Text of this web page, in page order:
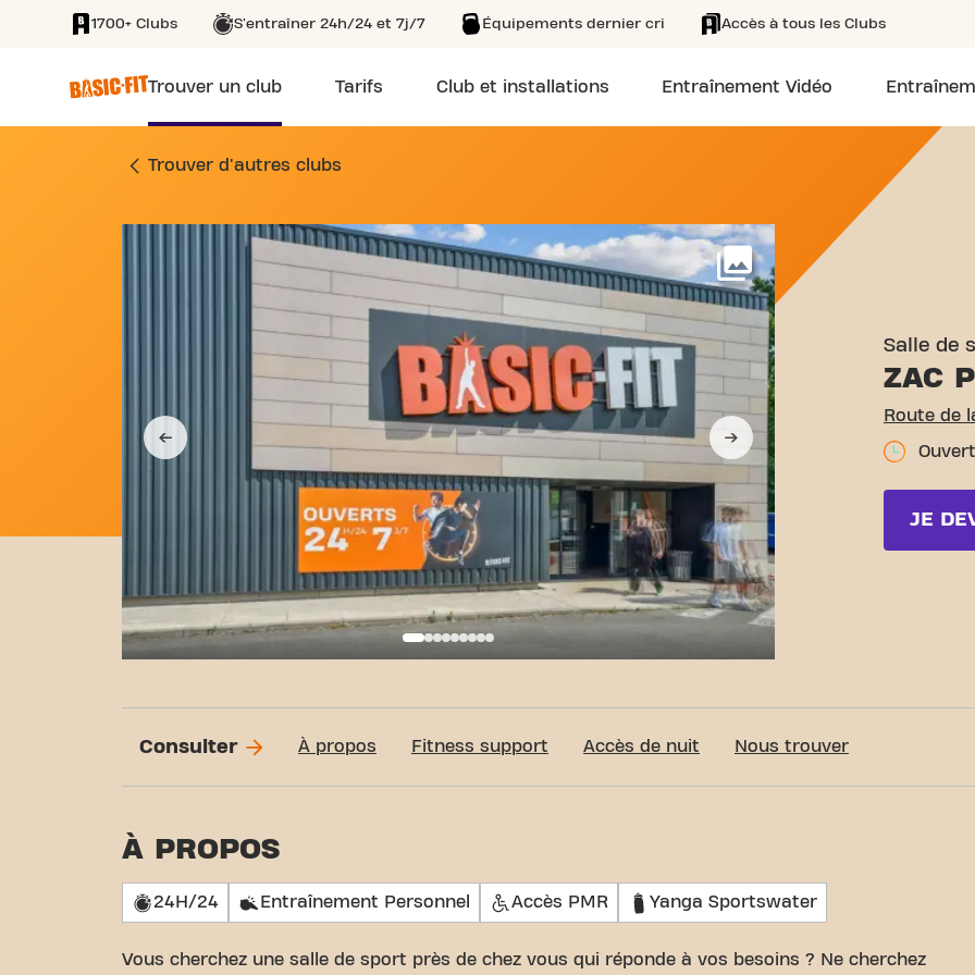
SKIP TO MAIN CONTENT
1700+ Clubs S'entraîner 24h/24 et 7j/7 Équipements dernier cri Accès à tous les Clubs
Trouver un club Tarifs Club et installations Entraînement Vidéo
SALLE DE SPORT ROUTE DE LA ROCHELLE
Trouver d'autres clubs
Voir plus
Salle de
ZAC
Route de
JE
Consulter À propos Fitness support Accès de nuit Nous trouver
À PROPOS
24H/24 Entraînement Personnel Accès PMR Yanga Sportswater
Vous cherchez une salle de sport près de chez vous qui réponde à vos besoins ? Ne cherchez